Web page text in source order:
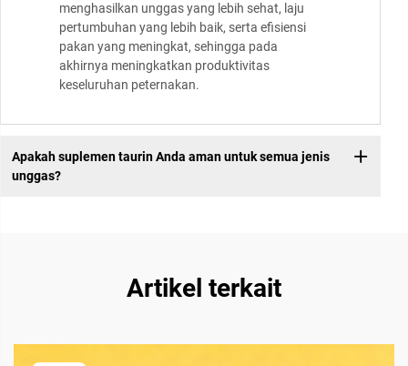
menghasilkan unggas yang lebih sehat, laju
pertumbuhan yang lebih baik, serta efisiensi
pakan yang meningkat, sehingga pada
akhirnya meningkatkan produktivitas
keseluruhan peternakan.
Apakah suplemen taurin Anda aman untuk semua jenis
unggas?
Artikel terkait